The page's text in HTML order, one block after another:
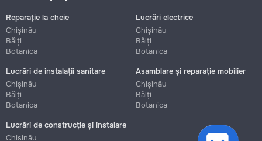
Reparație la cheie
Chișinău
Bălți
Botanica
Lucrări electrice
Chișinău
Bălți
Botanica
Lucrări de instalații sanitare
Chișinău
Bălți
Botanica
Asamblare și reparație mobilier
Chișinău
Bălți
Botanica
Lucrări de construcție și instalare
Chișinău